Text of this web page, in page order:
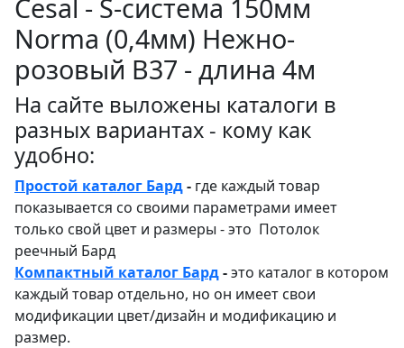
Cesal - S-система 150мм
Norma (0,4мм) Нежно-
розовый В37 - длина 4м
На сайте выложены каталоги в
разных вариантах - кому как
удобно:
Простой каталог Бард- где каждый товар
показывается со своими параметрами имеет
только свой цвет и размеры - это Потолок
реечный Бард
Компактный каталог Бард-это каталог в котором
каждый товар отдельно, но он имеет свои
модификации цвет/дизайн и модификацию и
размер.